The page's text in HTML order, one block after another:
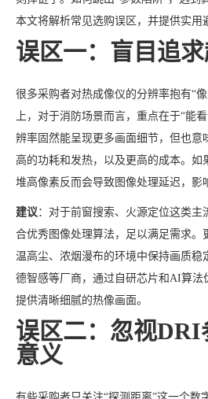
本文将解析常见选购误区，并提供实用
误区一：盲目追
很多采购者对热成像仪的分辨率抱有“
上，对于消防场景而言，重点在于“能
辨率固然能呈现更多画面细节，但也意
高的功耗和发热，以及更高的成本。如
堆高像素反而会导致图像处理延迟，影
建议：对于前窗搜索、火源定位这类主
合优秀图像处理算法，足以满足需求。
温高尘、浓烟漫布的环境中保持画质稳
德智感等厂商，通过自研芯片和AI算法
提供清晰细腻的热像画面。
误区二：忽视DRI
意义